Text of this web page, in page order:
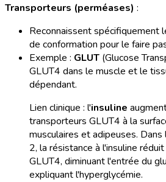
Transporteurs (perméases) :
Reconnaissent spécifiquement
de conformation pour le faire
Exemple : GLUT (Glucose
GLUT4 dans le muscle et le
dépendant.
Lien clinique : l'insuline
transporteurs GLUT4 à la
musculaires et adipeuses.
2, la résistance à l'insuline
GLUT4, diminuant l'entrée du
expliquant l'hyperglycémie.